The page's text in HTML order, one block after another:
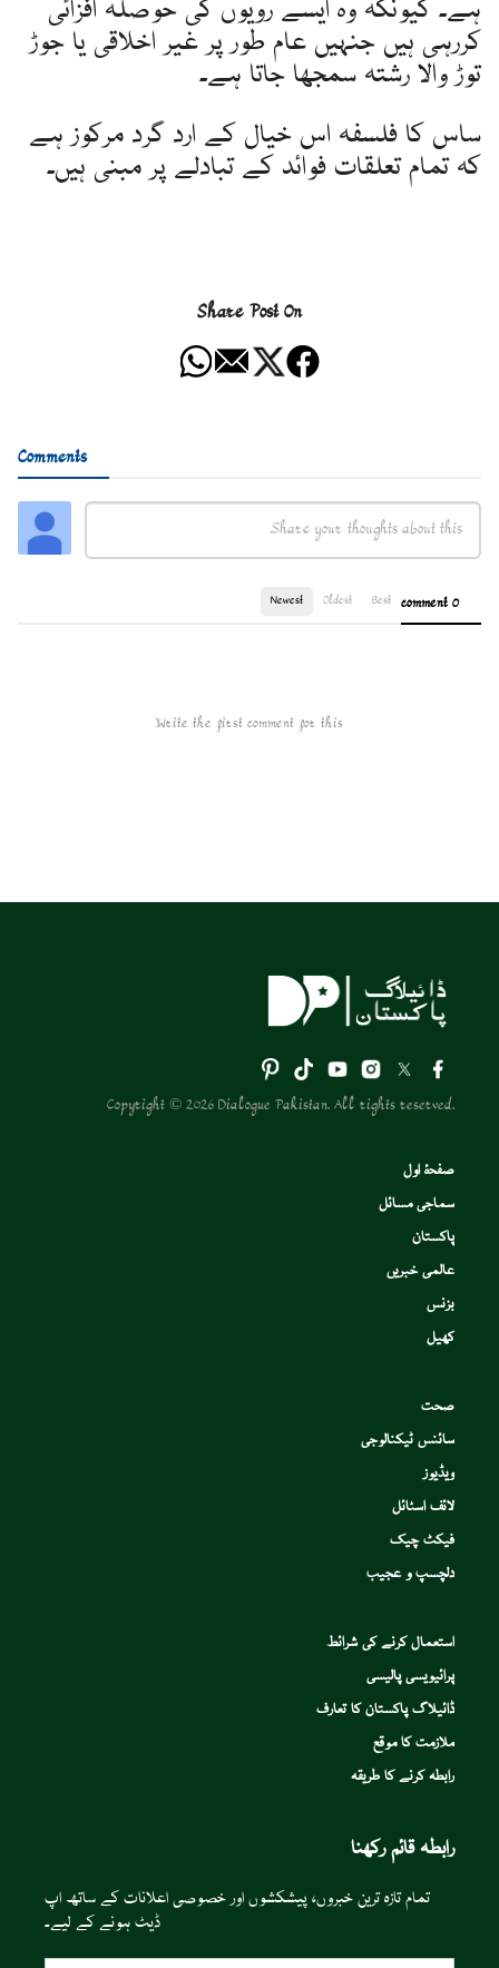
ہے۔ کیونکہ وہ ایسے رویوں کی حوصلہ افزائی
کررہی ہیں جنہیں عام طور پر غیر اخلاقی یا جوڑ
توڑ والا رشتہ سمجھا جاتا ہے۔
ساس کا فلسفہ اس خیال کے ارد گرد مرکوز ہے
کہ تمام تعلقات فوائد کے تبادلے پر مبنی ہیں۔
Share Post On
Comments
0 comment
Best
Oldest
Newest
Write the first comment for this!
Copyright © 2026 Dialogue Pakistan. All rights reserved.
صفحۂ اول
سماجی مسائل
پاکستان
عالمی خبریں
بزنس
کھیل
صحت
سائنس ٹیکنالوجی
ویڈیوز
لائف اسٹائل
فیکٹ چیک
دلچسپ و عجیب
استعمال کرنے کی شرائط
پرائیویسی پالیسی
ڈائیلاگ پاکستان کا تعارف
ملازمت کا موقع
رابطہ کرنے کا طریقہ
رابطہ قائم رکھنا
تمام تازہ ترین خبروں، پیشکشوں اور خصوصی اعلانات کے ساتھ اپ
ڈیٹ ہونے کے لیے۔